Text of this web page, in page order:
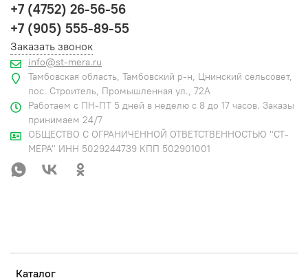
Каталог
+7 (4752) 26-56-56
+7 (905) 555-89-55
Заказать звонок
info@st-mera.ru
Тамбовская область, Тамбовский р-н, Цнинский сельсовет,
пос. Строитель, Промышленная ул., 72А
Работаем с ПН-ПТ 5 дней в неделю с 8 до 17 часов. Заказы
принимаем 24/7
ОБЩЕСТВО С ОГРАНИЧЕННОЙ ОТВЕТСТВЕННОСТЬЮ "СТ-
МЕРА" ИНН 5029244739 КПП 502901001